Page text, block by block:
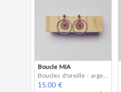
Boucle MIA
Boucles d'oreille - argent
15.00 €